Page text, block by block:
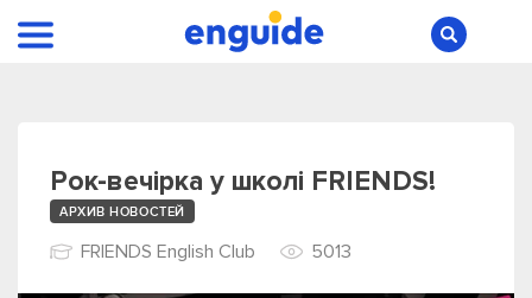
Рок-вечірка у школі FRIENDS!
АРХИВ НОВОСТЕЙ
FRIENDS English Club 5013